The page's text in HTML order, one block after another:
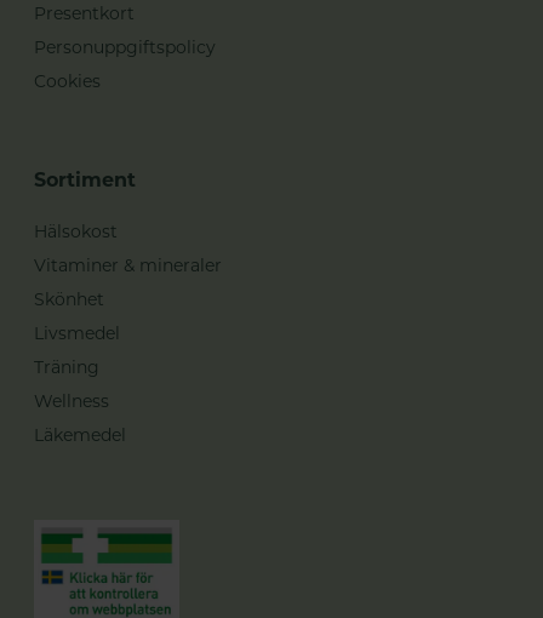
Presentkort
Personuppgiftspolicy
Cookies
Sortiment
Hälsokost
Vitaminer & mineraler
Skönhet
Livsmedel
Träning
Wellness
Läkemedel